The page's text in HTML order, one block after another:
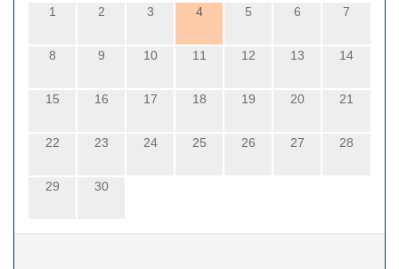
1
2 3 4 5 6 7
8 9 10 11 12 13 14
15 16 17 18 19 20 21
22 23 24 25 26 27 28
29 30